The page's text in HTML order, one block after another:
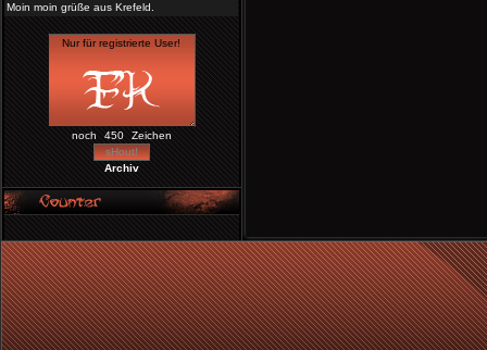
Moin moin grüße aus Krefeld.
noch Zeichen
Archiv